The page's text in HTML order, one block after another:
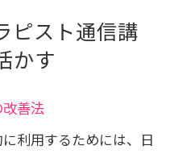
ピスト通信講
かす
善法
利用するためには、日